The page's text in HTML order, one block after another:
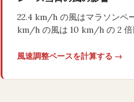
22.4 km/h の風はマラソンペ
km/h の風は 10 km/h の 2 倍
風速調整ペースを計算する →